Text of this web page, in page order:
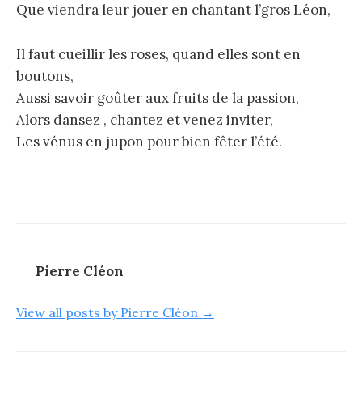
Que viendra leur jouer en chantant l’gros Léon,
Il faut cueillir les roses, quand elles sont en
boutons,
Aussi savoir goûter aux fruits de la passion,
Alors dansez , chantez et venez inviter,
Les vénus en jupon pour bien fêter l’été.
Pierre Cléon
View all posts by Pierre Cléon →